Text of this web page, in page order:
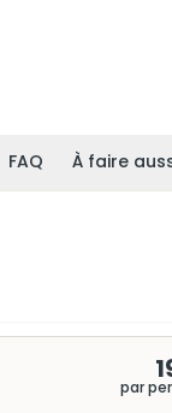
FAQ À faire
par